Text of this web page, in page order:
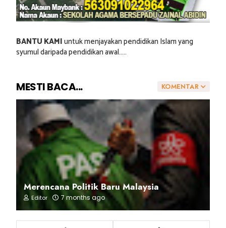
BANTU KAMIuntuk menjayakan pendidikan Islam yang
syumul daripada pendidikan awal.....
KOMENTAR
MESTI BACA...
Merencana Politik Baru Malaysia
Editor 7 months ago